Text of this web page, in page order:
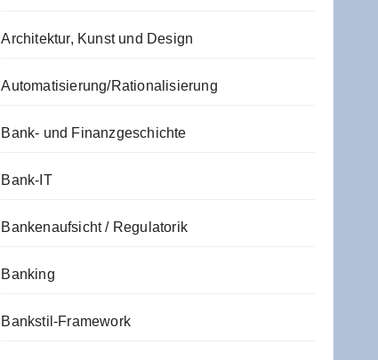
Architektur, Kunst und Design
Automatisierung/Rationalisierung
Bank- und Finanzgeschichte
Bank-IT
Bankenaufsicht / Regulatorik
Banking
Bankstil-Framework